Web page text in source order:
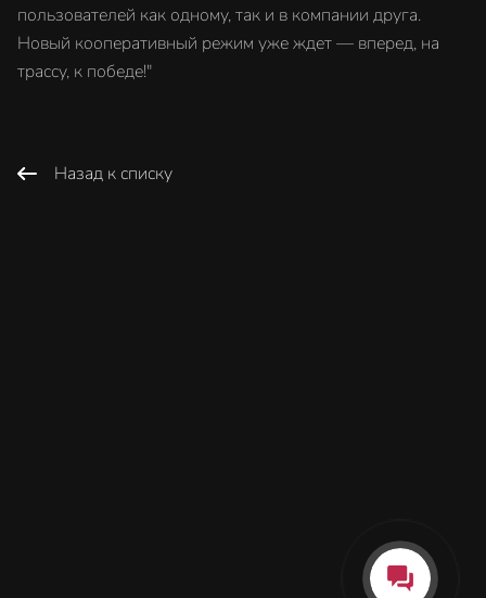
пользователей как одному, так и в компании друга.
Новый кооперативный режим уже ждет — вперед, на
трассу, к победе!"
Назад к списку